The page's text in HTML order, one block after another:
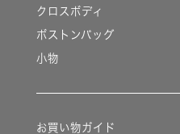
クロスボディ
ボストンバッグ
小物
お買い物ガイド